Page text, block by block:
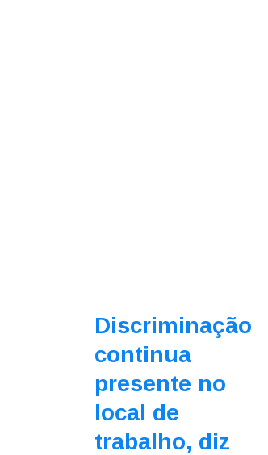
Discriminação
continua
presente no
local de
trabalho, diz